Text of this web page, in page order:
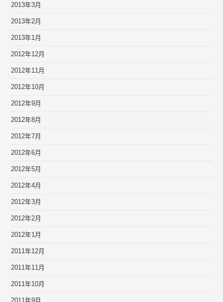
2013年3月
2013年2月
2013年1月
2012年12月
2012年11月
2012年10月
2012年9月
2012年8月
2012年7月
2012年6月
2012年5月
2012年4月
2012年3月
2012年2月
2012年1月
2011年12月
2011年11月
2011年10月
2011年9月